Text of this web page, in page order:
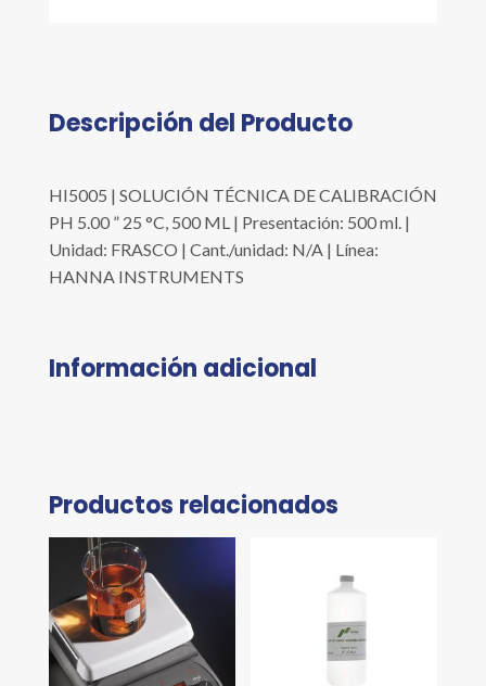
Descripción del Producto
HI5005 | SOLUCIÓN TÉCNICA DE CALIBRACIÓN
PH 5.00 ” 25 °C, 500 ML | Presentación: 500 ml. |
Unidad: FRASCO | Cant./unidad: N/A | Línea:
HANNA INSTRUMENTS
Información adicional
Productos relacionados